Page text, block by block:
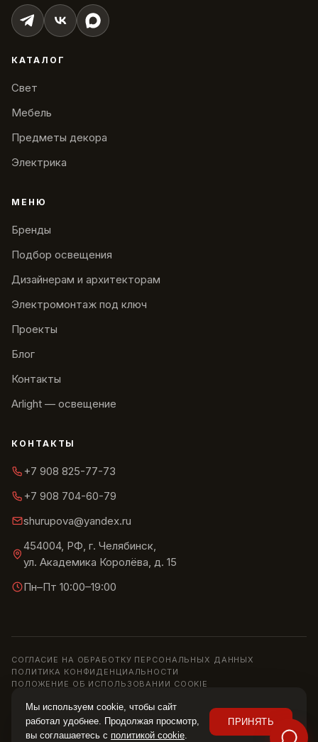
КАТАЛОГ
Свет
Мебель
Предметы декора
Электрика
МЕНЮ
Бренды
Подбор освещения
Дизайнерам и архитекторам
Электромонтаж под ключ
Проекты
Блог
Контакты
Arlight — освещение
КОНТАКТЫ
+7 908 825-77-73
+7 908 704-60-79
shurupova@yandex.ru
454004, РФ, г. Челябинск,
ул. Академика Королёва, д. 15
Пн–Пт 10:00–19:00
СОГЛАСИЕ НА ОБРАБОТКУ ПЕРСОНАЛЬНЫХ ДАННЫХ
ПОЛИТИКА КОНФИДЕНЦИАЛЬНОСТИ
ПОЛОЖЕНИЕ ОБ ИСПОЛЬЗОВАНИИ COOKIE
Информация на сайте носит справочный характер и не является
публичной офертой (ст. 437 ГК РФ). Цены, наличие и характеристики
Мы используем cookie, чтобы сайт
работал удобнее. Продолжая просмотр,
вы соглашаетесь с политикой cookie.
ПРИНЯТЬ